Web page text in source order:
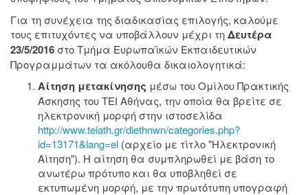
Για τη συνέχεια της διαδικασίας επιλογής, καλούμε
τους επιτυχόντες να υποβάλλουν μέχρι τηΔευτέρα
23/5/2016 στο Τμήμα Ευρωπαϊκών Εκπαιδευτικών
Προγραμμάτων τα ακόλουθα δικαιολογητικά:
Αίτηση μετακίνησης μέσω του Ομίλου Πρακτικής
Άσκησης του ΤΕΙ Αθήνας, την οποία θα βρείτε σε
ηλεκτρονική μορφή στην ιστοσελίδα
http://www.teiath.gr/diethnwn/categories.php?
id=13171&lang=el (αρχείο με τίτλο "Ηλεκτρονική
Αίτηση"). Η αίτηση θα συμπληρωθεί με βάση το
ανωτέρω πρότυπο και θα υποβληθεί σε
εκτυπωμένη μορφή, με την πρωτότυπη υπογραφή